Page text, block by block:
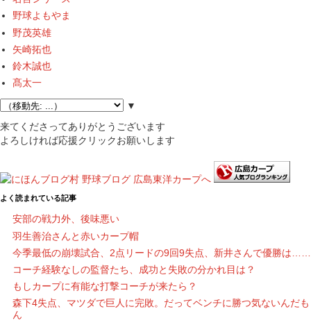
野球よもやま
野茂英雄
矢崎拓也
鈴木誠也
髙太一
▼
来てくださってありがとうございます
よろしければ応援クリックお願いします
よく読まれている記事
安部の戦力外、後味悪い
羽生善治さんと赤いカープ帽
今季最低の崩壊試合、2点リードの9回9失点、新井さんで優勝は……
コーチ経験なしの監督たち、成功と失敗の分かれ目は？
もしカープに有能な打撃コーチが来たら？
森下4失点、マツダで巨人に完敗。だってベンチに勝つ気ないんだも
ん